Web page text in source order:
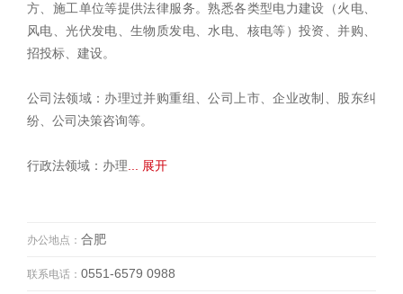
方、施工单位等提供法律服务。熟悉各类型电力建设（火电、
风电、光伏发电、生物质发电、水电、核电等）投资、并购、
招投标、建设。
公司法领域：办理过并购重组、公司上市、企业改制、股东纠
纷、公司决策咨询等。
行政法领域：办理 ... 展开
办公地点： 合肥
联系电话： 0551-6579 0988